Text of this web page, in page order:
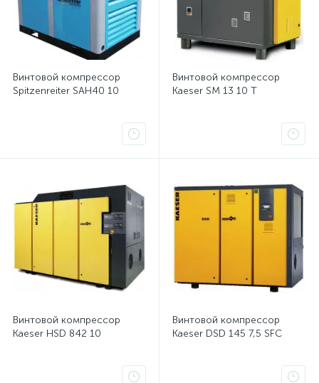
Винтовой компрессор
Spitzenreiter SAH40 10
Винтовой компрессор
Kaeser SM 13 10 T
Винтовой компрессор
Kaeser HSD 842 10
Винтовой компрессор
Kaeser DSD 145 7,5 SFC